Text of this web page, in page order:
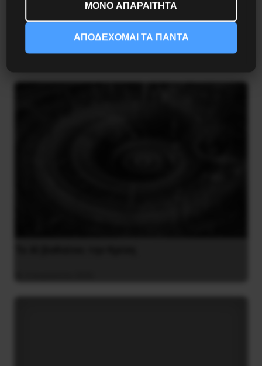
Διδάκτορας μαθηματικών στο Παρίσι ο
Αλέξανδρος Γιωτόπουλος
ΜΟΝΟ ΑΠΑΡΑΙΤΗΤΑ
ΑΠΟΔΕΧΟΜΑΙ ΤΑ ΠΑΝΤΑ